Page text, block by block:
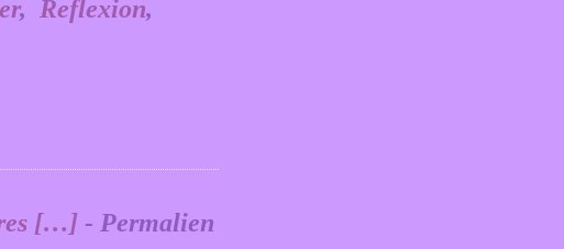
, Reflexion,
[…] - Permalien